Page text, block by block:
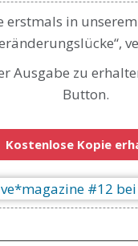
erstmals in
Ausgabe zu
Button.
Kostenlose Kopie